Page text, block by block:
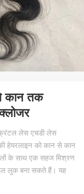
कान तक
फ्रंटल लेस एचडी लेस
हेयरलाइन को कान से कान
के साथ एक सहज मिश्रण
लुक बना सकते हैं। यह